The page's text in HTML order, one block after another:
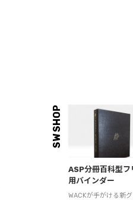
SW SHOP
ASP分冊百科型
用バインダー
WACKが手がける新